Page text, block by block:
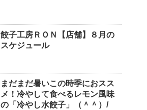
餃子工房ＲＯＮ【店舗】８月の
スケジュール
まだまだ暑いこの時季におスス
メ！冷やして食べるレモン風味
の「冷やし水餃子」（＾＾）/